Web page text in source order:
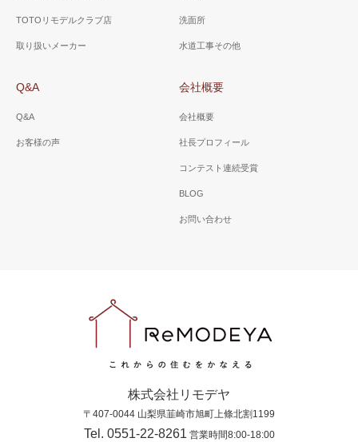
TOTOリモデルクラブ店
取り扱いメーカー
洗面所
水道工事その他
Q&A
Q&A
お客様の声
会社概要
会社概要
社長プロフィール
コンテスト連続受賞
BLOG
お問い合わせ
株式会社リモデヤ
〒407-0044 山梨県韮崎市旭町上條北割1199
Tel. 0551-22-8261 営業時間8:00-18:00